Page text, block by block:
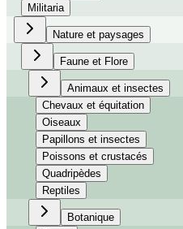
Militaria
Nature et paysages
Faune et Flore
Animaux et insectes
Chevaux et équitation
Oiseaux
Papillons et insectes
Poissons et crustacés
Quadripèdes
Reptiles
Botanique